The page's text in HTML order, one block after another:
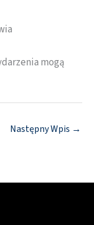
mogą
Następny Wpis →